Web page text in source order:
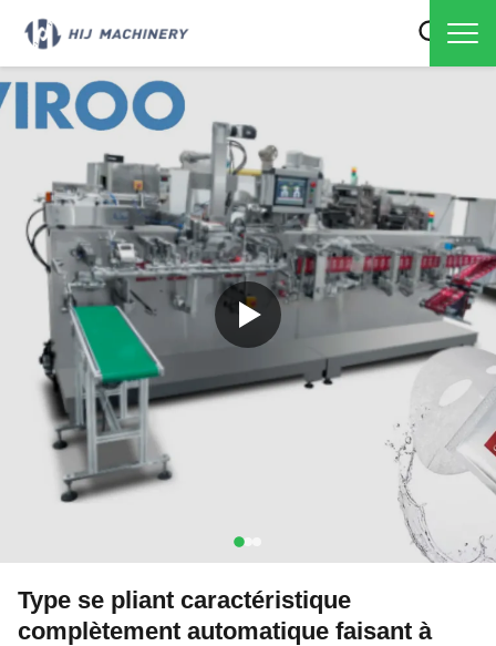
Type se pliant caractéristique
complètement automatique faisant à